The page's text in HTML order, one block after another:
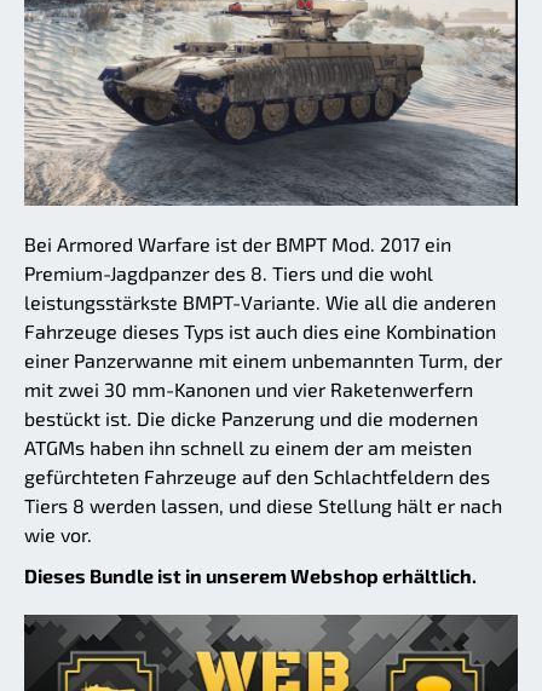
Bei Armored Warfare ist der BMPT Mod. 2017 ein
Premium-Jagdpanzer des 8. Tiers und die wohl
leistungsstärkste BMPT-Variante. Wie all die anderen
Fahrzeuge dieses Typs ist auch dies eine Kombination
einer Panzerwanne mit einem unbemannten Turm, der
mit zwei 30 mm-Kanonen und vier Raketenwerfern
bestückt ist. Die dicke Panzerung und die modernen
ATGMs haben ihn schnell zu einem der am meisten
gefürchteten Fahrzeuge auf den Schlachtfeldern des
Tiers 8 werden lassen, und diese Stellung hält er nach
wie vor.
Dieses Bundle ist in unserem Webshop erhältlich.